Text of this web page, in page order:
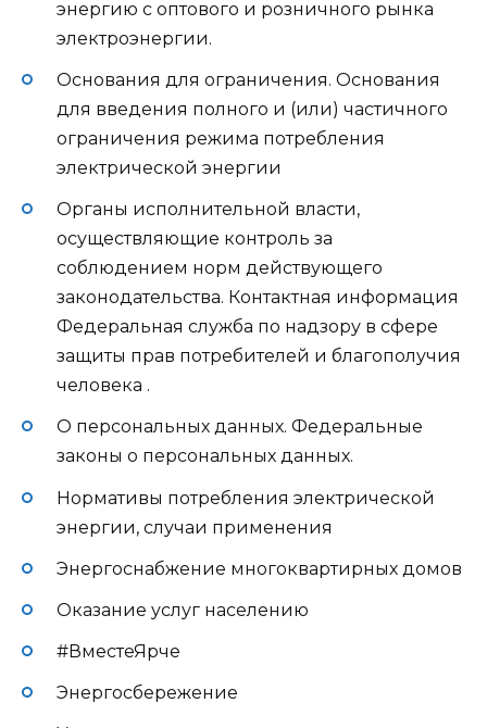
энергию с оптового и розничного рынка
электроэнергии.
Основания для ограничения. Основания
для введения полного и (или) частичного
ограничения режима потребления
электрической энергии
Органы исполнительной власти,
осуществляющие контроль за
соблюдением норм действующего
законодательства. Контактная информация
Федеральная служба по надзору в сфере
защиты прав потребителей и благополучия
человека .
О персональных данных. Федеральные
законы о персональных данных.
Нормативы потребления электрической
энергии, случаи применения
Энергоснабжение многоквартирных домов
Оказание услуг населению
#ВместеЯрче
Энергосбережение